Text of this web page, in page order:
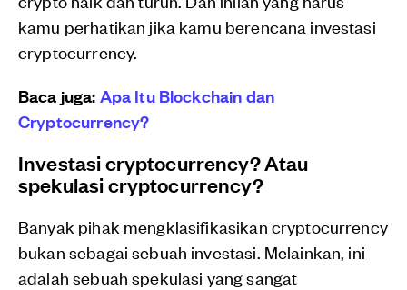
kamu perhatikan jika kamu berencana investasi
cryptocurrency.
Baca juga:Apa Itu Blockchain dan
Cryptocurrency?
Investasi cryptocurrency? Atau
spekulasi cryptocurrency?
Banyak pihak mengklasifikasikan cryptocurrency
bukan sebagai sebuah investasi. Melainkan, ini
adalah sebuah spekulasi yang sangat